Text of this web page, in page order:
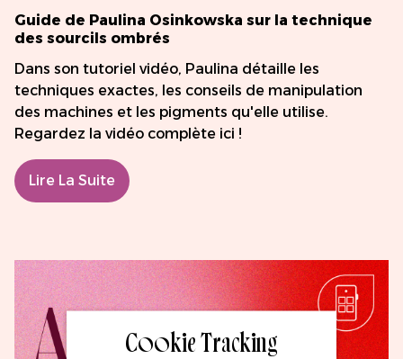
Guide de Paulina Osinkowska sur la technique
des sourcils ombrés
Dans son tutoriel vidéo, Paulina détaille les
techniques exactes, les conseils de manipulation
des machines et les pigments qu'elle utilise.
Regardez la vidéo complète ici !
Lire La Suite
Cookie Tracking